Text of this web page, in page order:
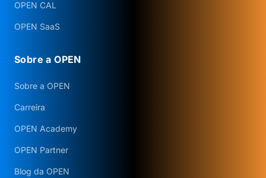
OPEN CAL
OPEN SaaS
Sobre a OPEN
Sobre a OPEN
Carreira
OPEN Academy
OPEN Partner
Blog da OPEN